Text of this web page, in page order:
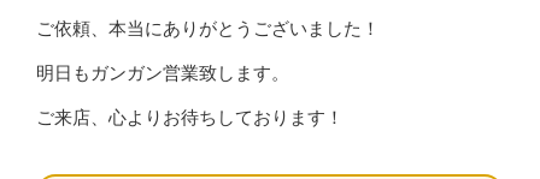
ご依頼、本当にありがとうございました！
明日もガンガン営業致します。
ご来店、心よりお待ちしております！